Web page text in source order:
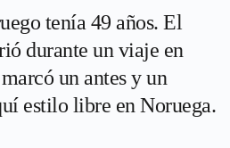
tenía 49 años. El
durante un viaje en
un antes y un
estilo libre en Noruega.